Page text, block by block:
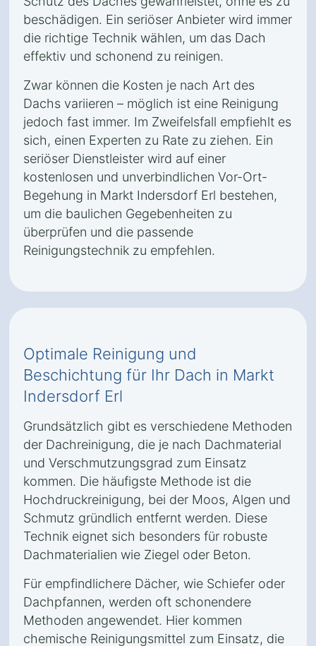
beschädigen. Ein seriöser Anbieter wird immer
die richtige Technik wählen, um das Dach
effektiv und schonend zu reinigen.
Zwar können die Kosten je nach Art des
Dachs variieren – möglich ist eine Reinigung
jedoch fast immer. Im Zweifelsfall empfiehlt es
sich, einen Experten zu Rate zu ziehen. Ein
seriöser Dienstleister wird auf einer
kostenlosen und unverbindlichen Vor-Ort-
Begehung in Markt Indersdorf Erl bestehen,
um die baulichen Gegebenheiten zu
überprüfen und die passende
Reinigungstechnik zu empfehlen.
Optimale Reinigung und
Beschichtung für Ihr Dach in Markt
Indersdorf Erl
Grundsätzlich gibt es verschiedene Methoden
der Dachreinigung, die je nach Dachmaterial
und Verschmutzungsgrad zum Einsatz
kommen. Die häufigste Methode ist die
Hochdruckreinigung, bei der Moos, Algen und
Schmutz gründlich entfernt werden. Diese
Technik eignet sich besonders für robuste
Dachmaterialien wie Ziegel oder Beton.
Für empfindlichere Dächer, wie Schiefer oder
Dachpfannen, werden oft schonendere
Methoden angewendet. Hier kommen
chemische Reinigungsmittel zum Einsatz, die